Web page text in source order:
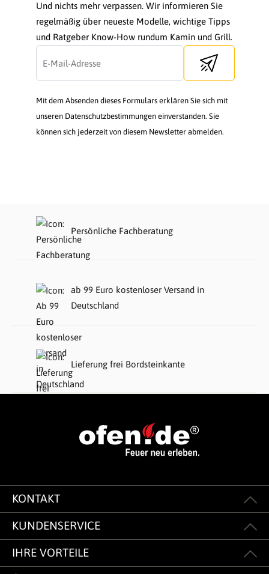
Und nichts mehr verpassen. Wir informieren Sie
regelmäßig über neueste Modelle, wichtige Tipps
und Ratgeber Know-How rundum Kamin und Grill.
Send newsletter
Mit dem Absenden dieses Formulars erklären Sie sich mit
unseren Datenschutzbestimmungen einverstanden. Sie
können sich jederzeit von diesem Newsletter abmelden.
Persönliche Fachberatung
ab 99 Euro kostenloser Versand in
Deutschland
Lieferung frei Bordsteinkante
KONTAKT
KUNDENSERVICE
IHRE VORTEILE